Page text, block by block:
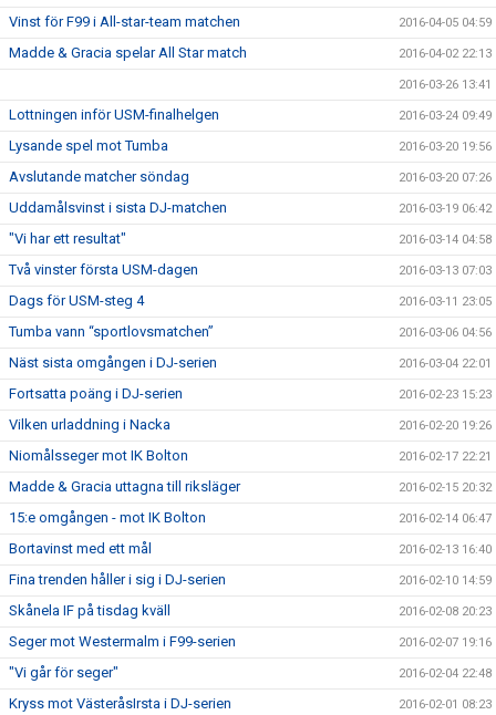
Vinst för F99 i All-star-team matchen 2016-04-05 04:59
Madde & Gracia spelar All Star match 2016-04-02 22:13
2016-03-26 13:41
Lottningen inför USM-finalhelgen 2016-03-24 09:49
Lysande spel mot Tumba 2016-03-20 19:56
Avslutande matcher söndag 2016-03-20 07:26
Uddamålsvinst i sista DJ-matchen 2016-03-19 06:42
"Vi har ett resultat" 2016-03-14 04:58
Två vinster första USM-dagen 2016-03-13 07:03
Dags för USM-steg 4 2016-03-11 23:05
Tumba vann “sportlovsmatchen” 2016-03-06 04:56
Näst sista omgången i DJ-serien 2016-03-04 22:01
Fortsatta poäng i DJ-serien 2016-02-23 15:23
Vilken urladdning i Nacka 2016-02-20 19:26
Niomålsseger mot IK Bolton 2016-02-17 22:21
Madde & Gracia uttagna till riksläger 2016-02-15 20:32
15:e omgången - mot IK Bolton 2016-02-14 06:47
Bortavinst med ett mål 2016-02-13 16:40
Fina trenden håller i sig i DJ-serien 2016-02-10 14:59
Skånela IF på tisdag kväll 2016-02-08 20:23
Seger mot Westermalm i F99-serien 2016-02-07 19:16
"Vi går för seger" 2016-02-04 22:48
Kryss mot VästeråsIrsta i DJ-serien 2016-02-01 08:23